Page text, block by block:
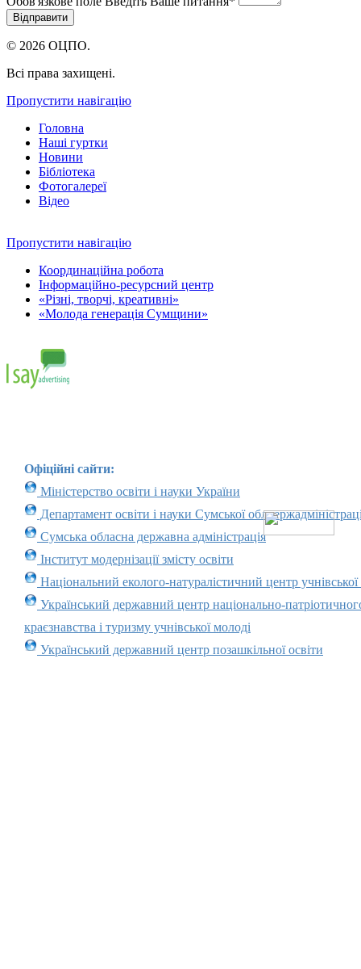
© 2026 ОЦПО.
Всі права захищені.
Пропустити навігацію
Головна
Наші гуртки
Новини
Бібліотека
Фотогалереї
Відео
Пропустити навігацію
Координаційна робота
Інформаційно-ресурсний центр
«Різні, творчі, креативні»
«Молода генерація Сумщини»
Офіційні сайти:
Міністерство освіти і науки України
Департамент освіти і науки Сумської
Сумська обласна державна адміністрація
Інститут модернізації змісту освіти
Національний еколого-натуралістичний центр учнівської
Український державний центр національно-
краєзнавства і туризму учнівської молоді
Український державний центр позашкільної освіти